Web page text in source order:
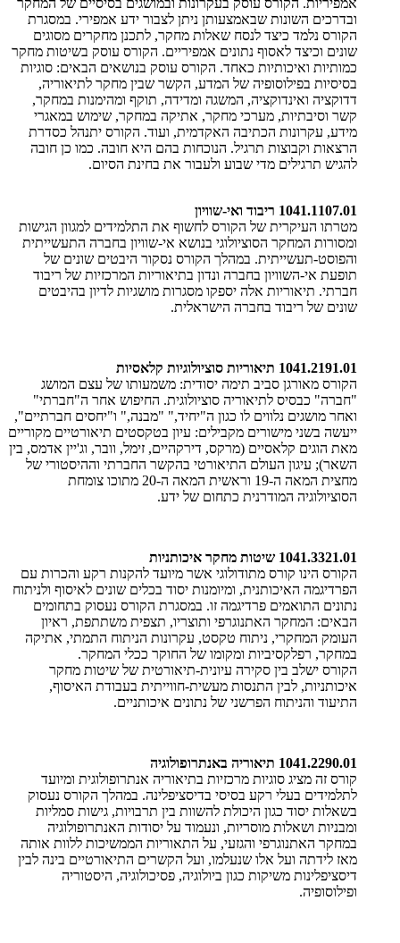
ובדרכים השונות שבאמצעותן ניתן לצבור ידע אמפירי. במסגרת
הקורס נלמד כיצד לנסח שאלות מחקר, לתכנן מחקרים מסוגים
שונים וכיצד לאסוף נתונים אמפיריים. הקורס עוסק בשיטות מחקר
כמותיות ואיכותיות כאחד. הקורס עוסק בנושאים הבאים: סוגיות
בסיסיות בפילוסופיה של המדע, הקשר שבין מחקר לתיאוריה,
דדוקציה ואינדוקציה, המשגה ומדידה, תוקף ומהימנות במחקר,
קשר וסיבתיות, מערכי מחקר, אתיקה במחקר, שימוש במאגרי
מידע, עקרונות הכתיבה האקדמית, ועוד. הקורס יתנהל כסדרת
הרצאות וקבוצות תרגיל. הנוכחות בהם היא חובה. כמו כן חובה
להגיש תרגילים מדי שבוע ולעבור את בחינת הסיום.
1041.1107.01 ריבוד ואי-שוויון
מטרתו העיקרית של הקורס לחשוף את התלמידים למגוון הגישות
ומסורות המחקר הסוציולוגי בנושא אי-שוויון בחברה התעשייתית
והפוסט-תעשייתית. במהלך הקורס נסקור היבטים שונים של
תופעת אי-השוויון בחברה ונדון בתיאוריות המרכזיות של ריבוד
חברתי. תיאוריות אלה יספקו מסגרות מושגיות לדיון בהיבטים
שונים של ריבוד בחברה הישראלית.
1041.2191.01 תיאוריות סוציולוגיות קלאסיות
הקורס מאורגן סביב תימה יסודית: משמעותו של עצם המושג
"חברה" כבסיס לתיאוריה סוציולוגית. החיפוש אחר ה"חברתי"
ואחר מושגים נלווים לו כגון ה"יחיד," "מבנה," ו"יחסים חברתיים",
ייעשה בשני מישורים מקבילים: עיון בטקסטים תיאורטיים מקוריים
מאת הוגים קלאסיים (מרקס, דירקהיים, זימל, וובר, וג'יין אדמס, בין
השאר); עיגון העולם התיאורטי בהקשר החברתי וההיסטורי של
מחצית המאה ה-19 וראשית המאה ה-20 מתוכו צומחת
הסוציולוגיה המודרנית כתחום של ידע.
1041.3321.01 שיטות מחקר איכותניות
​הקורס הינו קורס מתודולוגי אשר מיועד להקנות רקע והכרות עם
הפרדיגמה האיכותנית, ומיומנות יסוד בכלים שונים לאיסוף ולניתוח
נתונים התואמים פרדיגמה זו. במסגרת הקורס נעסוק בתחומים
הבאים: המחקר האתנוגרפי ותוצריו, תצפית משתתפת, ראיון
העומק המחקרי, ניתוח טקסט, עקרונות הניתוח התמתי, אתיקה
במחקר, רפלקסיביות ומקומו של החוקר ככלי המחקר.
הקורס ישלב בין סקירה עיונית-תיאורטית של שיטות מחקר
איכותניות, לבין התנסות מעשית-חווייתית בעבודת האיסוף,
התיעוד והניתוח הפרשני של נתונים איכותניים.
1041.2290.01 תיאוריה באנתרופולוגיה
קורס זה מציג סוגיות מרכזיות בתיאוריה אנתרופולוגית ומיועד
לתלמידים בעלי רקע בסיסי בדיסציפלינה. במהלך הקורס נעסוק
בשאלות יסוד כגון היכולת להשוות בין תרבויות, גישות סמליות
ומבניות ושאלות מוסריות, ונעמוד על יסודות האנתרופולוגיה
במחקר האתנוגרפי והגזעי, על התאוריות הממשיכות ללוות אותה
מאז לידתה ועל אלו שנעלמו, ועל הקשרים התיאורטיים בינה לבין
דיסציפלינות משיקות כגון ביולוגיה, פסיכולוגיה, היסטוריה
ופילוסופיה.